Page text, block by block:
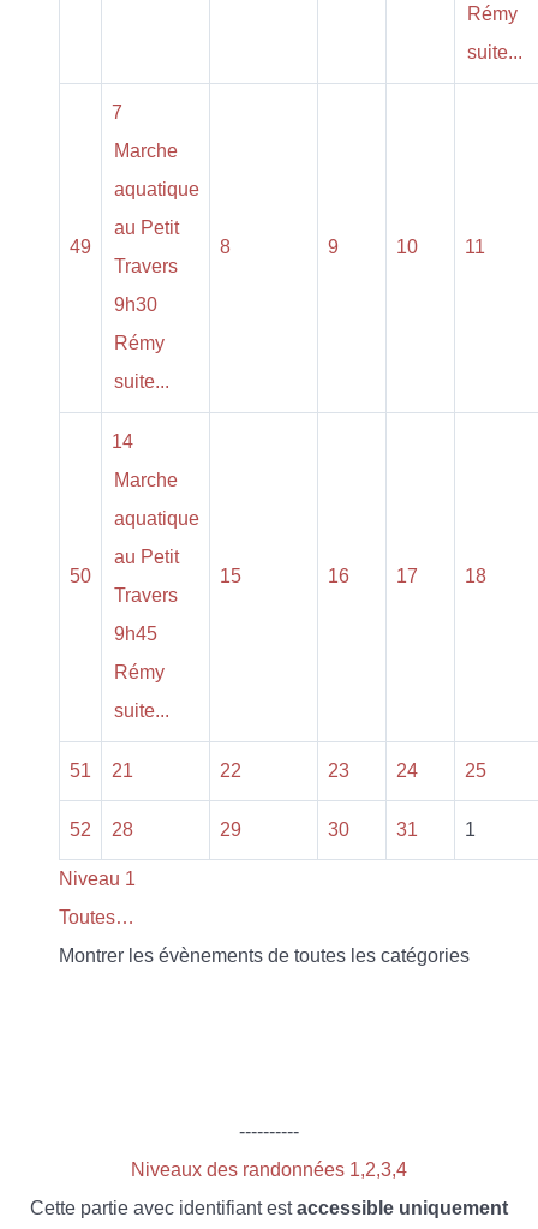
Rémy
suite...
49
7
Marche
aquatique
au Petit
Travers
9h30
Rémy
suite...
8 9 10 11
50
14
Marche
aquatique
au Petit
Travers
9h45
Rémy
suite...
15 16 17 18
51 21 22 23 24 25
52 28 29 30 31 1
Niveau 1
Toutes…
Montrer les évènements de toutes les catégories
----------
Niveaux des randonnées 1,2,3,4
Cette partie avec identifiant estaccessible uniquement